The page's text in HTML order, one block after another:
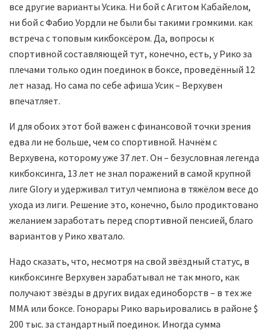
все другие варианты Усика. Ни бой с Агитом Кабайелом,
ни бой с Фабио Уордли не были бы такими громкими. как
встреча с топовым кикбоксёром. Да, вопросы к
спортивной составляющей тут, конечно, есть, у Рико за
плечами только один поединок в боксе, проведённый 12
лет назад. Но сама по себе афиша Усик – Верхувен
впечатляет.
И для обоих этот бой важен с финансовой точки зрения
едва ли не больше, чем со спортивной. Начнём с
Верхувена, которому уже 37 лет. Он – безусловная легенда
кикбоксинга, 13 лет не знал поражений в самой крупной
лиге Glory и удерживал титул чемпиона в тяжёлом весе до
ухода из лиги. Решение это, конечно, было продиктовано
желанием заработать перед спортивной пенсией, благо
вариантов у Рико хватало.
Надо сказать, что, несмотря на свой звёздный статус, в
кикбоксинге Верхувен зарабатывал не так много, как
получают звёзды в других видах единоборств – в тех же
ММА или боксе. Гонорары Рико варьировались в районе $
200 тыс. за стандартный поединок. Иногда сумма